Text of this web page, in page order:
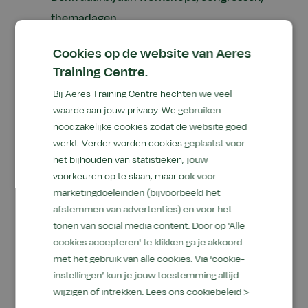
themadagen.
Barneveld - Geen olifanten of nijlpaarden,
maar wel ruim 300 soorten dieren verblijven
op het terrein van onze campus. Van
energieke honden tot nieuwsgierige gekko’s,
van slimme ezels tot wroetende
wolvarkens. Teveel om op te noemen.
Paraveterinair trainingscentrum voor
studenten en cursisten- Onze studenten
krijgen praktijkles in ons paraveterinair
trainingscentrum met faciliteiten als
behandelkamer, röntgenkamer, apotheek,
operatiekamer en recovery.
Cookies op de website van Aeres
Training Centre.
Bij Aeres Training Centre hechten we veel
waarde aan jouw privacy. We gebruiken
noodzakelijke cookies zodat de website goed
werkt. Verder worden cookies geplaatst voor
het bijhouden van statistieken, jouw
voorkeuren op te slaan, maar ook voor
marketingdoeleinden (bijvoorbeeld het
afstemmen van advertenties) en voor het
tonen van social media content. Door op 'Alle
cookies accepteren' te klikken ga je akkoord
met het gebruik van alle cookies. Via ‘cookie-
instellingen’ kun je jouw toestemming altijd
wijzigen of intrekken. Lees ons cookiebeleid >